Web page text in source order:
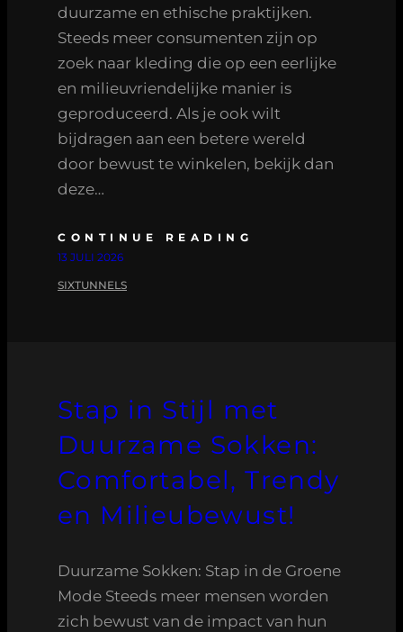
duurzame en ethische praktijken.
Steeds meer consumenten zijn op
zoek naar kleding die op een eerlijke
en milieuvriendelijke manier is
geproduceerd. Als je ook wilt
bijdragen aan een betere wereld
door bewust te winkelen, bekijk dan
deze…
CONTINUE READING
13 JULI 2026
SIXTUNNELS
Stap in Stijl met
Duurzame Sokken:
Comfortabel, Trendy
en Milieubewust!
Duurzame Sokken: Stap in de Groene
Mode Steeds meer mensen worden
zich bewust van de impact van hun